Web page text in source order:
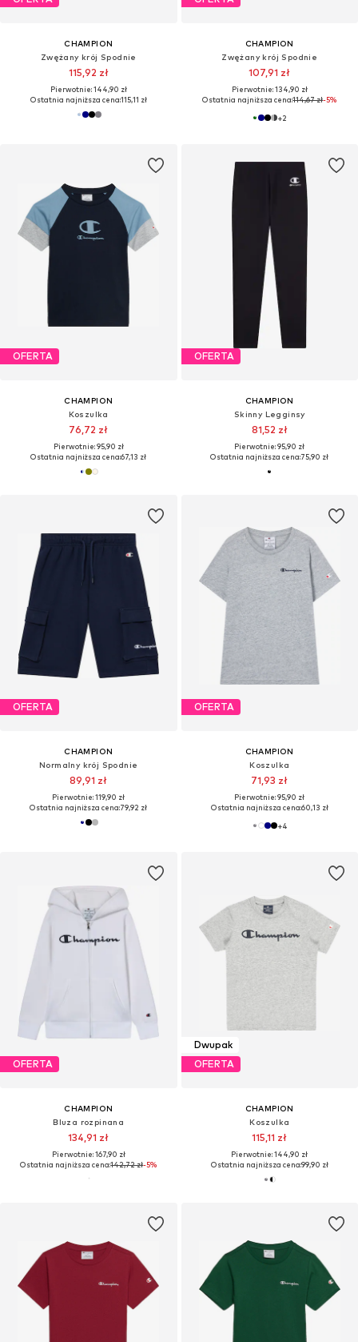
CHAMPION
Zwężany krój Spodnie
115,92 zł
Pierwotnie: 144,90 zł
Ostatnia najniższa cena:115,11 zł
CHAMPION
Zwężany krój Spodnie
107,91 zł
Pierwotnie: 134,90 zł
Ostatnia najniższa cena:114,67 zł-5%
+2
OFERTA
CHAMPION
Koszulka
76,72 zł
Pierwotnie: 95,90 zł
Ostatnia najniższa cena:67,13 zł
OFERTA
CHAMPION
Skinny Legginsy
81,52 zł
Pierwotnie: 95,90 zł
Ostatnia najniższa cena:75,90 zł
OFERTA
CHAMPION
Normalny krój Spodnie
89,91 zł
Pierwotnie: 119,90 zł
Ostatnia najniższa cena:79,92 zł
OFERTA
CHAMPION
Koszulka
71,93 zł
Pierwotnie: 95,90 zł
Ostatnia najniższa cena:60,13 zł
+4
OFERTA
CHAMPION
Bluza rozpinana
134,91 zł
Pierwotnie: 167,90 zł
Ostatnia najniższa cena:142,72 zł-5%
Dwupak
OFERTA
CHAMPION
Koszulka
115,11 zł
Pierwotnie: 144,90 zł
Ostatnia najniższa cena:99,90 zł